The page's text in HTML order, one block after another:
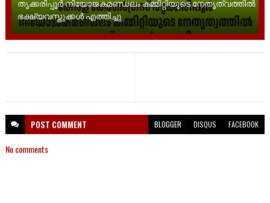
തൃക്കരിപ്പൂർ നിയോജകമണ്ഡലം കമ്മിറ്റിയുടെ നേതൃത്വത്തിൽ
ഭക്ഷ്യവസ്തുക്കൾ എത്തിച്ചു
POST COMMENT BLOGGER DISQUS FACEBOOK
No comments